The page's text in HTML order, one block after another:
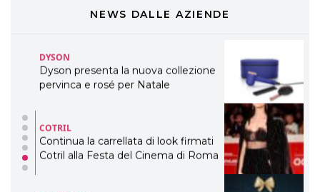
NEWS DALLE AZIENDE
WELLNESS CONGRESS 2022: I
DYSON
Dyson presenta la nuova collezione
pervinca e rosé per Natale
COTRIL
Continua la carrellata di look firmati
Cotril alla Festa del Cinema di Roma